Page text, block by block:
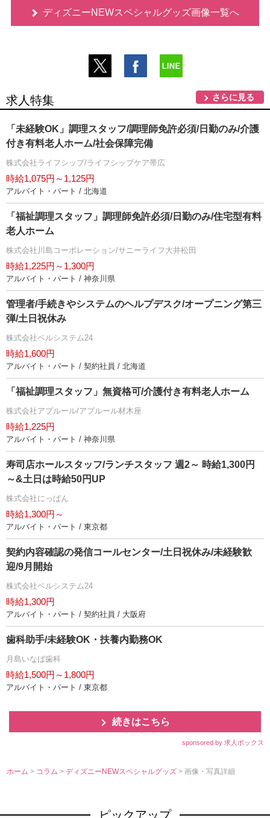
ディズニーNEWスペシャルグッズ画像一覧へ
求人特集 さらに見る
「未経験OK」調理スタッフ/調理師免許必須/日勤のみ/介護
付き有料老人ホーム/社会保障完備
株式会社ライフシップ/ライフシップケア帯広
時給1,075円～1,125円
アルバイト・パート / 北海道
「福祉調理スタッフ」調理師免許必須/日勤のみ/住宅型有料
老人ホーム
株式会社川島コーポレーション/サニーライフ大井松田
時給1,225円～1,300円
アルバイト・パート / 神奈川県
管理者/手続きやシステムのヘルプデスク/オープニング第三
弾/土日祝休み
株式会社ベルシステム24
時給1,600円
アルバイト・パート / 契約社員 / 北海道
「福祉調理スタッフ」無資格可/介護付き有料老人ホーム
株式会社アプルール/アプルール材木座
時給1,225円
アルバイト・パート / 神奈川県
寿司店ホールスタッフ/ランチスタッフ 週2～ 時給1,300円
～&土日は時給50円UP
株式会社にっぱん
時給1,300円～
アルバイト・パート / 東京都
契約内容確認の発信コールセンター/土日祝休み/未経験歓
迎/9月開始
株式会社ベルシステム24
時給1,300円
アルバイト・パート / 契約社員 / 大阪府
歯科助手/未経験OK・扶養内勤務OK
月島いなば歯科
時給1,500円～1,800円
アルバイト・パート / 東京都
続きはこちら
sponsored by 求人ボックス
ホーム > コラム>ディズニーNEWスペシャルグッズ> 画像・写真詳細
ピックアップ